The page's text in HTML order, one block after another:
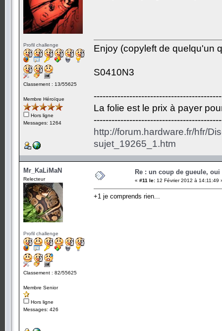
Profil challenge
Classement : 13/55625
Membre Héroïque
Hors ligne
Messages: 1264
Enjoy (copyleft de quelqu'un
S0410N3
La folie est le prix à payer
http://forum.hardware.fr/hfr/
sujet_19265_1.htm
Mr_KaLiMaN
Relecteur
Profil challenge
Classement : 82/55625
Membre Senior
Hors ligne
Messages: 426
Re : un coup de gueule, oui
« #11 le: 12 Février 2012 à 14:11:49
+1 je comprends rien...